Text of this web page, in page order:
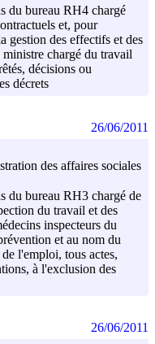
du bureau RH4 chargé
et, pour
gestion des effectifs et des
chargé du travail
décisions ou
décrets
des affaires sociales
du bureau RH3 chargé de
du travail et des
inspecteurs du
et au nom du
l'emploi, tous actes,
à l'exclusion des
26/06/2011
26/06/2011